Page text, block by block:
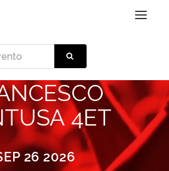
Toggle
4ET
26 2026